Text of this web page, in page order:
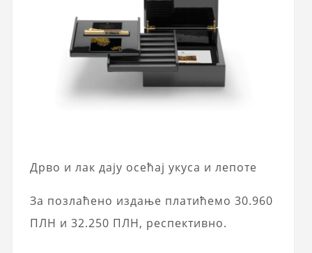
Дрво и лак дају осећај укуса и лепоте
За позлаћено издање платићемо 30.960
ПЛН и 32.250 ПЛН, респективно.